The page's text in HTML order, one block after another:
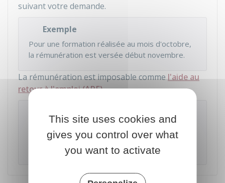
suivant votre demande.
Exemple
Pour une formation réalisée au mois d'octobre,
la rémunération est versée début novembre.
La rémunération est imposable commel'aide au
retour à l'emploi (ARE).
sous certaines conditions, selon la distance
séparant votre domicile de votre lieu de stage.
This site uses cookies and
gives you control over what
you want to activate